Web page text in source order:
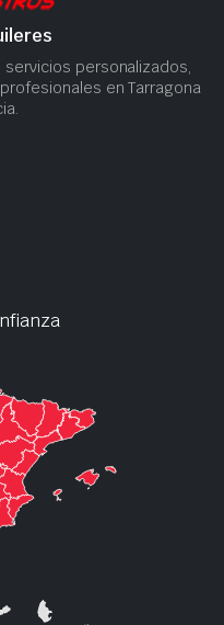
personalizados,
en Tarragona